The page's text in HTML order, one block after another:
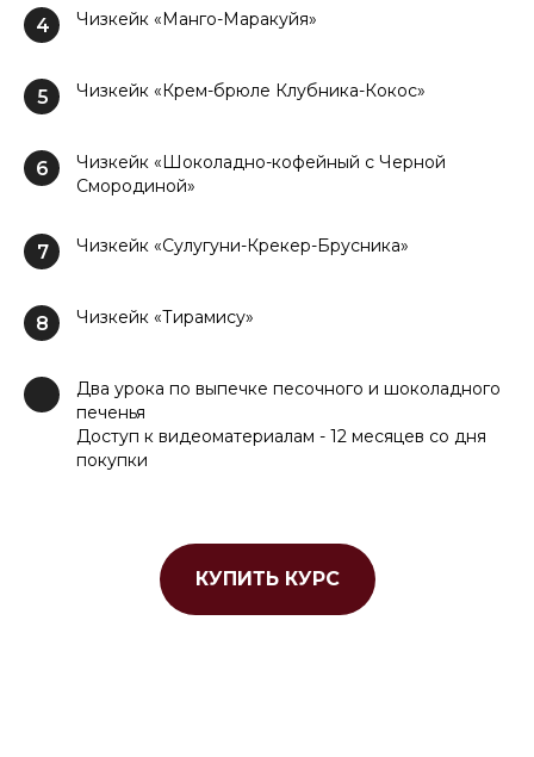
4 Чизкейк «Манго-Маракуйя»
5 Чизкейк «Крем-брюле Клубника-Кокос»
6
Чизкейк «Шоколадно-кофейный с Черной
Смородиной»
7 Чизкейк «Сулугуни-Крекер-Брусника»
8 Чизкейк «Тирамису»
Два урока по выпечке песочного и шоколадного
печенья
Доступ к видеоматериалам - 12 месяцев со дня
покупки
КУПИТЬ КУРС